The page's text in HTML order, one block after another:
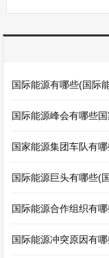
国际能源有哪些(国际
国际能源峰会有哪些
国家能源集团车队有
国际能源巨头有哪些(
国际能源合作组织有
国际能源冲突原因有